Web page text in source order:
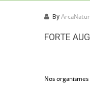
By
FORTE
Nos